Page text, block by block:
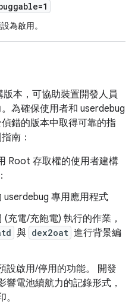
為啟用。
本，可協助裝置開發人員
為確保使用者和 userdebug
錯的版本中取得可靠的指
南：
Root 存取權的使用者建構
userdebug 專用應用程式
充電/充飽電) 執行的作業，
與 dex2oat 進行背景編
設啟用/停用的功能。 開發
響電池續航力的記錄形式，